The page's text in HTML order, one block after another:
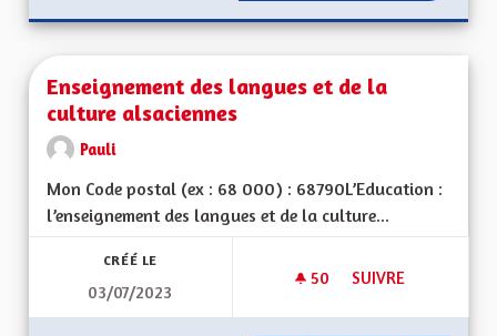
Enseignement des langues et de la
culture alsaciennes
Pauli
Mon Code postal (ex : 68 000) : 68790L’Education :
l’enseignement des langues et de la culture...
CRÉÉ LE
03/07/2023
50 50 ABONNÉS
SUIVRE